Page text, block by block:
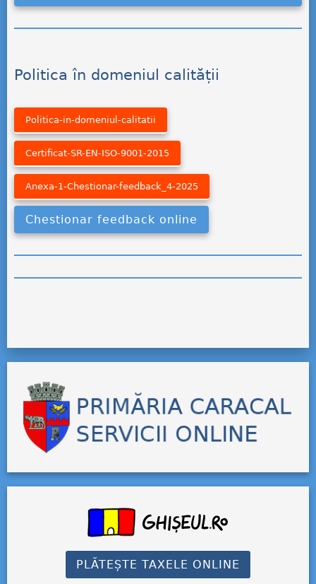
Politica în domeniul calității
Politica-in-domeniul-calitatii
Certificat-SR-EN-ISO-9001-2015
Anexa-1-Chestionar-feedback_4-2025
Chestionar feedback online
PLĂTEȘTE TAXELE ONLINE